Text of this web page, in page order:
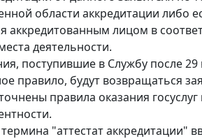
области аккредитации либо
аккредитованным лицом в
деятельности.
поступившие в Службу после
правило, будут возвращаться
правила оказания
"аттестат аккредитации"